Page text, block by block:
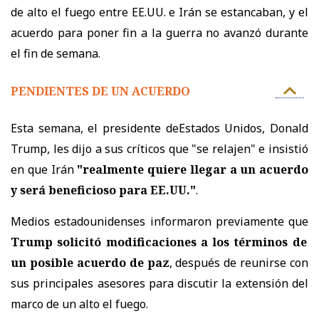
de alto el fuego entre EE.UU. e Irán se estancaban, y el
acuerdo para poner fin a la guerra no avanzó durante
el fin de semana.
PENDIENTES DE UN ACUERDO
Esta semana, el presidente deEstados Unidos, Donald
Trump, les dijo a sus críticos que "se relajen" e insistió
en que Irán"realmente quiere llegar a un acuerdo
y será beneficioso para EE.UU.".
Medios estadounidenses informaron previamente que
Trump solicitó modificaciones a los términos de
un posible acuerdo de paz, después de reunirse con
sus principales asesores para discutir la extensión del
marco de un alto el fuego.